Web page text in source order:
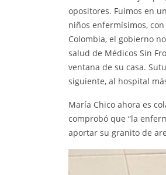
opositores. Fuimos en
niños enfermísimos,
Colombia, el gobierno
salud de Médicos Sin
ventana de su casa.
siguiente, al hospital
María Chico ahora es
comprobó que “la
aportar su granito de